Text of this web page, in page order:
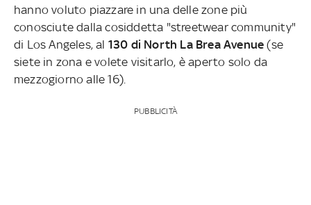
hanno voluto piazzare in una delle zone più
conosciute dalla cosiddetta "streetwear community"
di Los Angeles, al 130 di North La Brea Avenue (se
siete in zona e volete visitarlo, è aperto solo da
mezzogiorno alle 16).
PUBBLICITÀ